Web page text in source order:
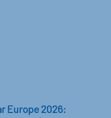
Europe 2026: